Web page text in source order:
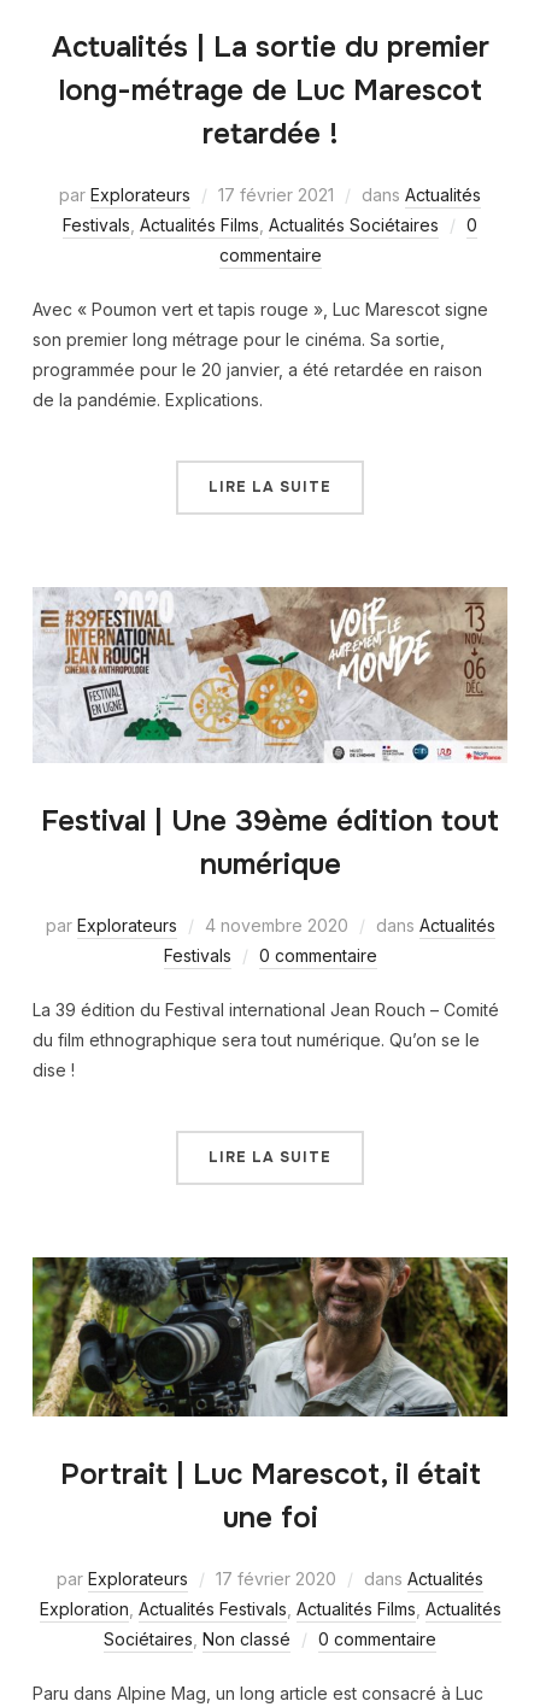
Actualités | La sortie du premier
long-métrage de Luc Marescot
retardée !
par Explorateurs 17 février 2021 dans Actualités
Festivals Actualités Films Actualités Sociétaires
0
commentaire
Avec « Poumon vert et tapis rouge », Luc Marescot signe
son premier long métrage pour le cinéma. Sa sortie,
programmée pour le 20 janvier, a été retardée en raison
de la pandémie. Explications.
LIRE LA SUITE
Festival | Une 39ème édition tout
numérique
par Explorateurs 4 novembre 2020 dans Actualités
Festivals
0 commentaire
La 39 édition du Festival international Jean Rouch – Comité
du film ethnographique sera tout numérique. Qu’on se le
dise !
LIRE LA SUITE
Portrait | Luc Marescot, il était
une foi
par Explorateurs 17 février 2020 dans Actualités
Exploration Actualités Festivals Actualités Films Actualités
Sociétaires Non classé 0 commentaire
Paru dans Alpine Mag, un long article est consacré à Luc